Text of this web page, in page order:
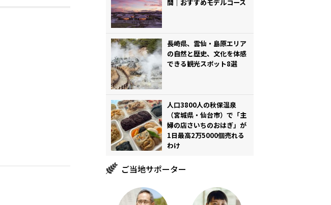
間｜おすすめモデルコース
長崎県、雲仙・島原エリア
の自然と歴史、文化を体感
できる観光スポット8選
人口3800人の秋保温泉
（宮城県・仙台市）で「主
婦の店さいちのおはぎ」が
1日最高2万5000個売れる
わけ
ご当地サポーター